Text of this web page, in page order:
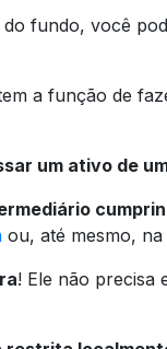
fundo, você
a função de
um ativo de
ou, até mesmo, na
! Ele não precisa